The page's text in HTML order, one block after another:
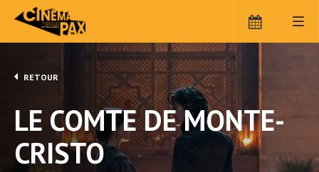
RETOUR
LE COMTE DE MONTE-
CRISTO